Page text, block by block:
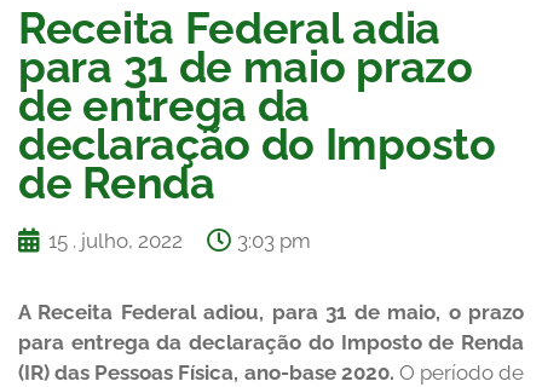
Receita Federal adia
para 31 de maio prazo
de entrega da
declaração do Imposto
de Renda
15 . julho, 2022 3:03 pm
A Receita Federal adiou, para 31 de maio, o prazo
para entrega da declaração do Imposto de Renda
(IR) das Pessoas Física, ano-base 2020. O período de